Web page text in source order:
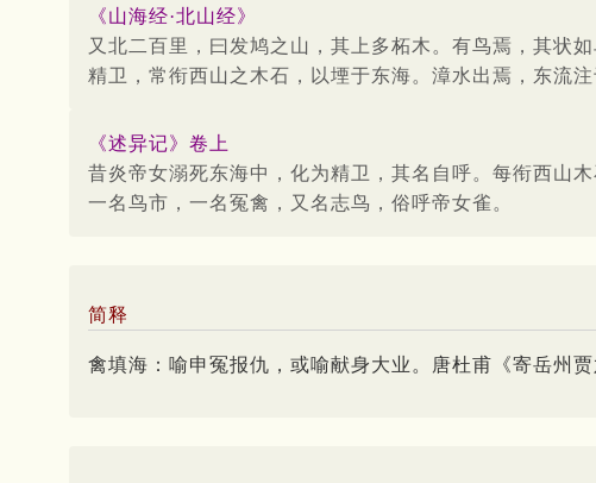
《山海经·北山经》
又北二百里，曰发鸠之山，其上多柘木。有鸟焉，其状
精卫，常衔西山之木石，以堙于东海。漳水出焉，东流注
《述异记》卷上
昔炎帝女溺死东海中，化为精卫，其名自呼。每衔西山
一名鸟市，一名冤禽，又名志鸟，俗呼帝女雀。
简释
禽填海：喻申冤报仇，或喻献身大业。唐杜甫《寄岳州